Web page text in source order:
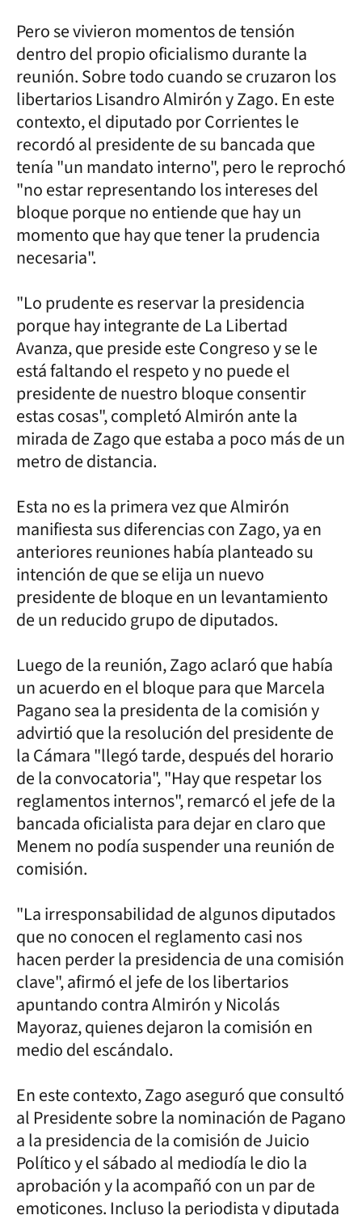
Pero se vivieron momentos de tensión
dentro del propio oficialismo durante la
reunión. Sobre todo cuando se cruzaron los
libertarios Lisandro Almirón y Zago. En este
contexto, el diputado por Corrientes le
recordó al presidente de su bancada que
tenía "un mandato interno", pero le reprochó
"no estar representando los intereses del
bloque porque no entiende que hay un
momento que hay que tener la prudencia
necesaria".
"Lo prudente es reservar la presidencia
porque hay integrante de La Libertad
Avanza, que preside este Congreso y se le
está faltando el respeto y no puede el
presidente de nuestro bloque consentir
estas cosas", completó Almirón ante la
mirada de Zago que estaba a poco más de un
metro de distancia.
Esta no es la primera vez que Almirón
manifiesta sus diferencias con Zago, ya en
anteriores reuniones había planteado su
intención de que se elija un nuevo
presidente de bloque en un levantamiento
de un reducido grupo de diputados.
Luego de la reunión, Zago aclaró que había
un acuerdo en el bloque para que Marcela
Pagano sea la presidenta de la comisión y
advirtió que la resolución del presidente de
la Cámara "llegó tarde, después del horario
de la convocatoria", "Hay que respetar los
reglamentos internos", remarcó el jefe de la
bancada oficialista para dejar en claro que
Menem no podía suspender una reunión de
comisión.
"La irresponsabilidad de algunos diputados
que no conocen el reglamento casi nos
hacen perder la presidencia de una comisión
clave", afirmó el jefe de los libertarios
apuntando contra Almirón y Nicolás
Mayoraz, quienes dejaron la comisión en
medio del escándalo.
En este contexto, Zago aseguró que consultó
al Presidente sobre la nominación de Pagano
a la presidencia de la comisión de Juicio
Político y el sábado al mediodía le dio la
aprobación y la acompañó con un par de
emoticones. Incluso la periodista y diputada